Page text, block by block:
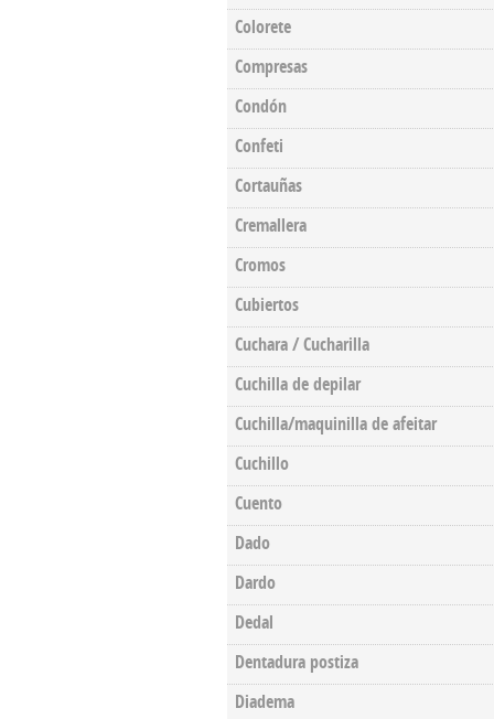
Colorete
Compresas
Condón
Confeti
Cortauñas
Cremallera
Cromos
Cubiertos
Cuchara / Cucharilla
Cuchilla de depilar
Cuchilla/maquinilla de afeitar
Cuchillo
Cuento
Dado
Dardo
Dedal
Dentadura postiza
Diadema